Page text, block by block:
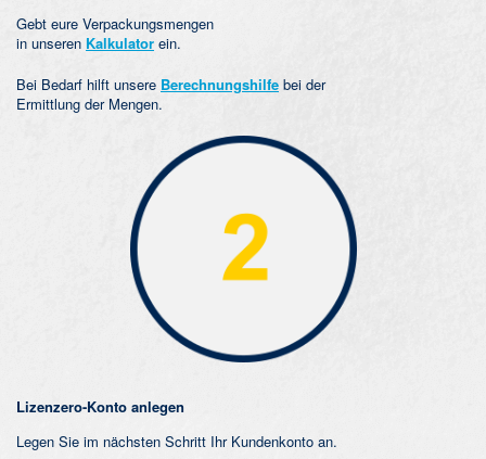
Gebt eure Verpackungsmengen
in unseren Kalkulator ein.
Bei Bedarf hilft unsere Berechnungshilfe bei der
Ermittlung der Mengen.
Lizenzero-Konto anlegen
Legen Sie im nächsten Schritt Ihr Kundenkonto an.